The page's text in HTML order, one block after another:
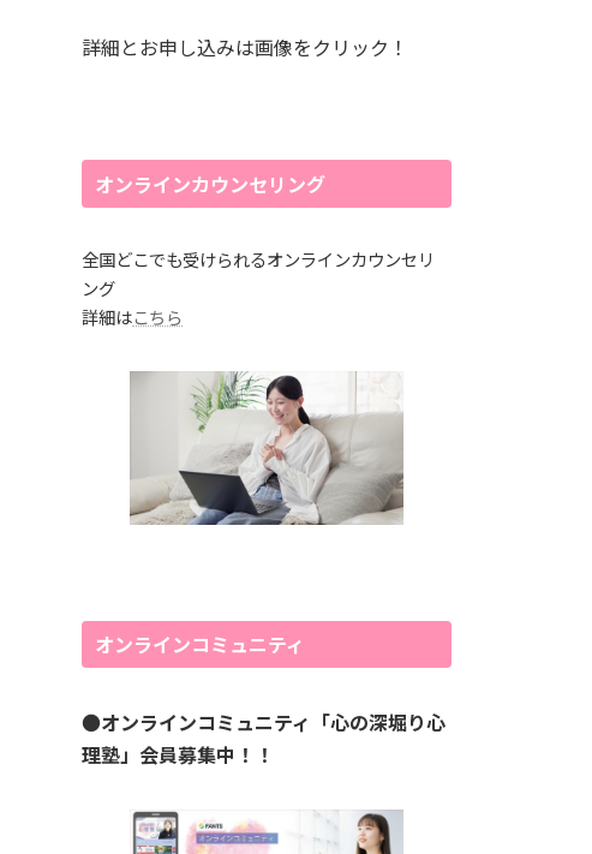
詳細とお申し込みは画像をクリック！
オンラインカウンセリング
全国どこでも受けられるオンラインカウンセリ
ング
詳細はこちら
オンラインコミュニティ
●オンラインコミュニティ「心の深堀り心
理塾」会員募集中！！